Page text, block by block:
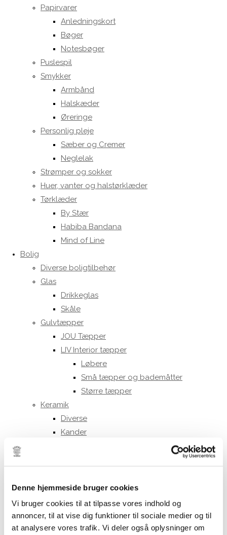
Denne hjemmeside bruger cookies
Vi bruger cookies til at tilpasse vores indhold og
annoncer, til at vise dig funktioner til sociale medier og til
at analysere vores trafik. Vi deler også oplysninger om
Papirvarer
Anledningskort
Bøger
Notesbøger
Puslespil
Smykker
Armbånd
Halskæder
Øreringe
Personlig pleje
Sæber og Cremer
Neglelak
Strømper og sokker
Huer, vanter og halstørklæder
Tørklæder
By Stær
Habiba Bandana
Mind of Line
Bolig
Diverse boligtilbehør
Glas
Drikkeglas
Skåle
Gulvtæpper
JOU Tæpper
LIV Interior tæpper
Løbere
Små tæpper og bademåtter
Større tæpper
Keramik
Diverse
Kander
Tekstkopper
Oda kopper
Toto kopper
Kraki kopper